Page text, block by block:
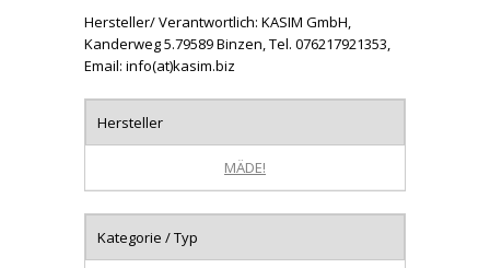
Hersteller/ Verantwortlich: KASIM GmbH,
Kanderweg 5.79589 Binzen, Tel. 076217921353,
Email: info(at)kasim.biz
Hersteller
MÄDE!
Kategorie / Typ